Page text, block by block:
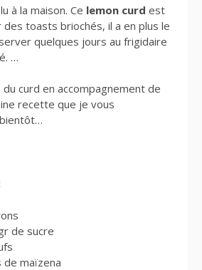
à la maison. Ce lemon curd est
toasts briochés, il a en plus le
quelques jours au frigidaire
…
du curd en accompagnement de
recette que je vous
de sucre
de maïzena